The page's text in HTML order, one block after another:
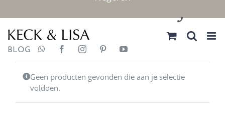
030 2400000
BLOG
Geen producten gevonden die aan je selectie
voldoen.